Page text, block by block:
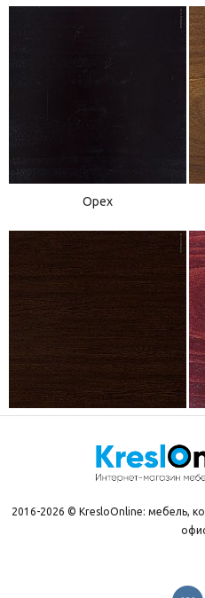
Орех
2016-2026 © KresloOnline: мебель,